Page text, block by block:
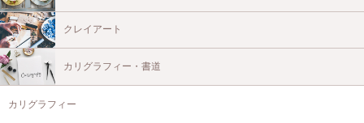
クレイアート
カリグラフィー・書道
カリグラフィー